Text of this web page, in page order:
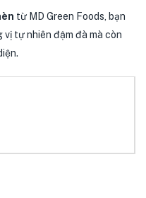
từ MD Green Foods, bạn
tự nhiên đậm đà mà còn